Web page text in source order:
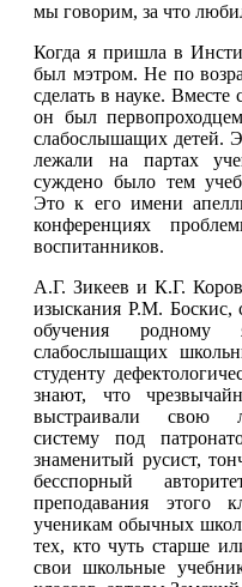
мы говорим, за что
Когда я пришла в
был мэтром. Не по
сделать в науке.
он был
слабослышащих детей.
лежали на партах
суждено было тем
Это к его имени
конференциях
воспитанников.
А.Г. Зикеев и К.Г.
изыскания Р.М. Боскис,
обучения
слабослышащих
студенту
знают, что
выстраивали свою
систему под
знаменитый русист,
бесспорный
преподавания этого
ученикам обычных
тех, кто чуть старше
свои школьные